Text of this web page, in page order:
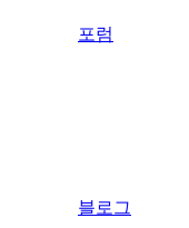
포럼
블로그